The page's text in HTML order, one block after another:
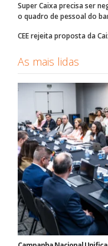
Super Caixa precisa ser
o quadro de pessoal do
CEE rejeita proposta da
As mais lidas